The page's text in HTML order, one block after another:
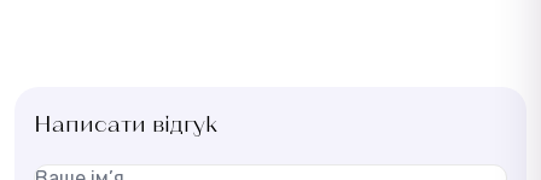
Написати відгук